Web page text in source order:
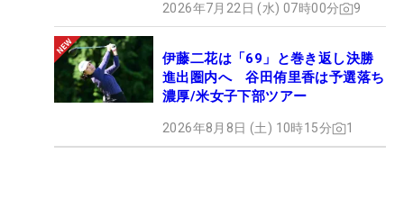
2026年7月22日 (水) 07時00分 9
伊藤二花は「69」と巻き返し決勝
進出圏内へ 谷田侑里香は予選落ち
濃厚/米女子下部ツアー
2026年8月8日 (土) 10時15分 1